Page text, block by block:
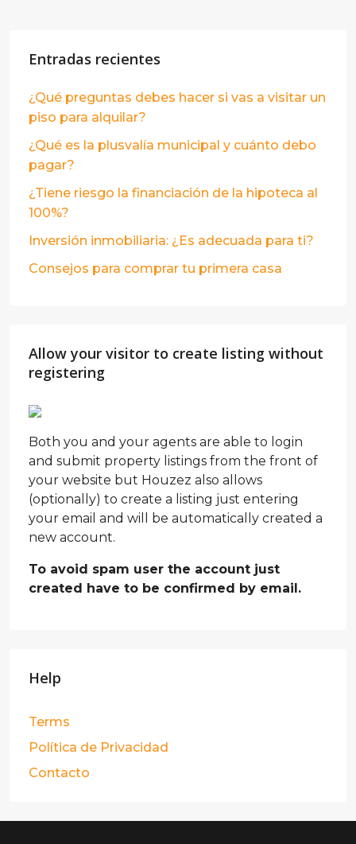
Entradas recientes
¿Qué preguntas debes hacer si vas a visitar un
piso para alquilar?
¿Qué es la plusvalía municipal y cuánto debo
pagar?
¿Tiene riesgo la financiación de la hipoteca al
100%?
Inversión inmobiliaria: ¿Es adecuada para ti?
Consejos para comprar tu primera casa
Allow your visitor to create listing without
registering
Both you and your agents are able to login
and submit property listings from the front of
your website but Houzez also allows
(optionally) to create a listing just entering
your email and will be automatically created a
new account.
To avoid spam user the account just
created have to be confirmed by email.
Help
Terms
Política de Privacidad
Contacto